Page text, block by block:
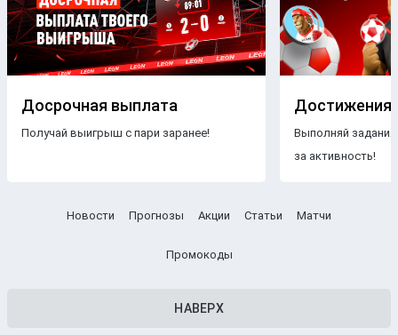
Досрочная выплата
Получай выигрыш с пари заранее!
Достижения
Выполняй
за активность!
Новости Прогнозы Акции Статьи Матчи
Промокоды
НАВЕРХ